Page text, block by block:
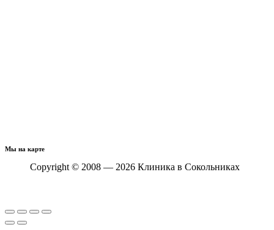
Мы на карте
Copyright © 2008 — 2026 Клиника в Сокольниках